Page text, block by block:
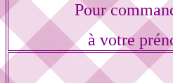
Pour
à votre